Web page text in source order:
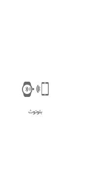
بلوتوث